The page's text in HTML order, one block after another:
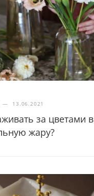
— 13.06.2021
за цветами в
жару?